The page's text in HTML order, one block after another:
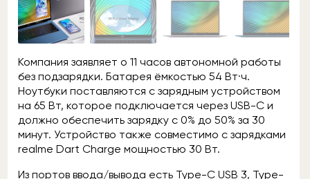
Компания заявляет о 11 часов автономной работы
без подзарядки. Батарея ёмкостью 54 Вт·ч.
Ноутбуки поставляются с зарядным устройством
на 65 Вт, которое подключается через USB-C и
должно обеспечить зарядку с 0% до 50% за 30
минут. Устройство также совместимо с зарядками
realme Dart Charge мощностью 30 Вт.
Из портов ввода/вывода есть Type-C USB 3, Type-